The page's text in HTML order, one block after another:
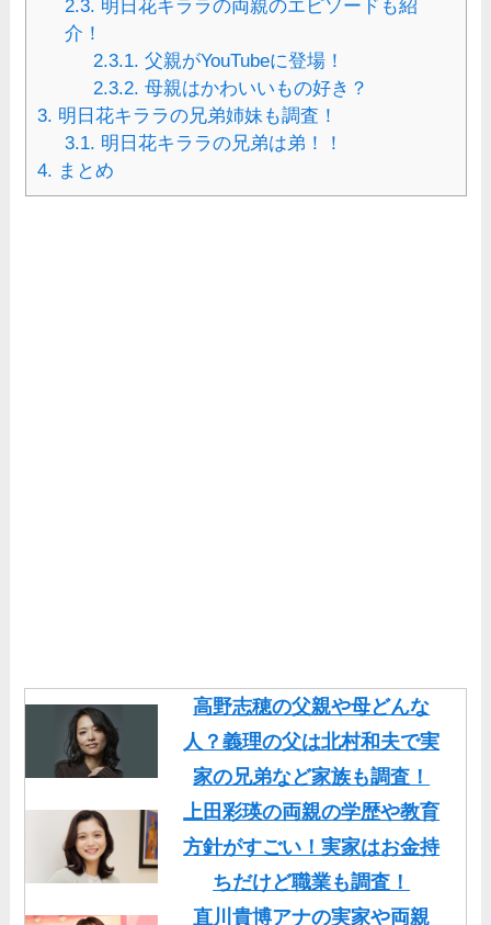
2.3. 明日花キララの両親のエピソードも紹
介！
2.3.1. 父親がYouTubeに登場！
2.3.2. 母親はかわいいもの好き？
3. 明日花キララの兄弟姉妹も調査！
3.1. 明日花キララの兄弟は弟！！
4. まとめ
高野志穂の父親や母どんな
人？義理の父は北村和夫で実
家の兄弟など家族も調査！
上田彩瑛の両親の学歴や教育
方針がすごい！実家はお金持
ちだけど職業も調査！
直川貴博アナの実家や両親